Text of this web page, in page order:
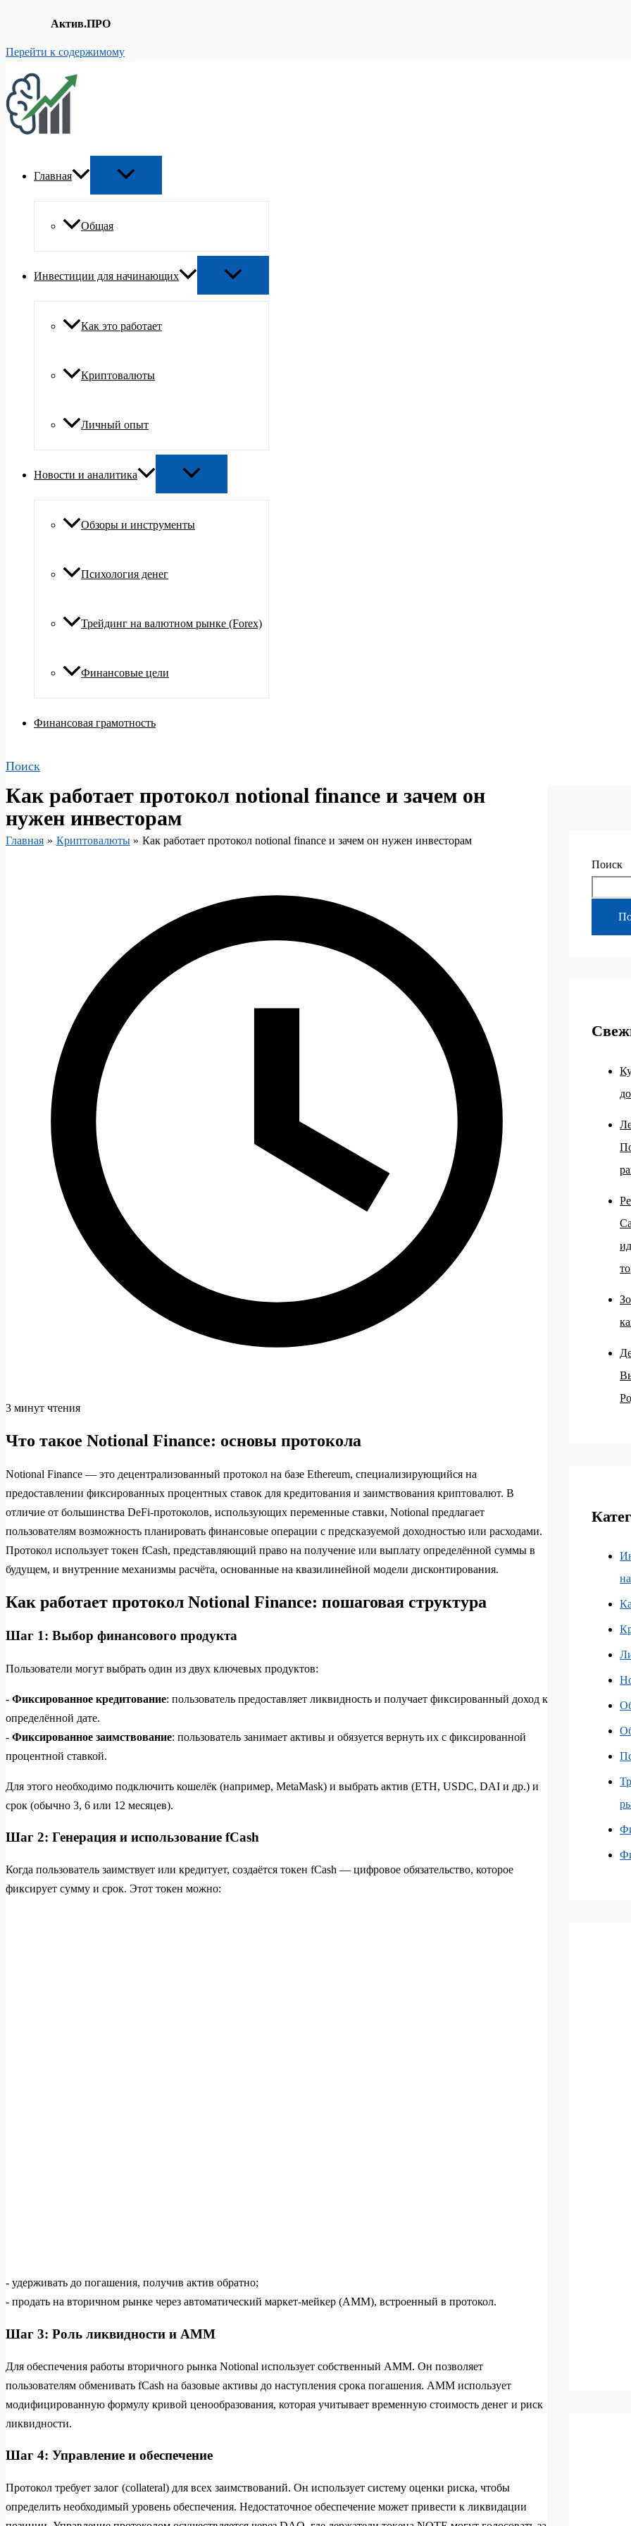
Актив.ПРО
Перейти к содержимому
Главная
Общая
Инвестиции для начинающих
Как это работает
Криптовалюты
Личный опыт
Новости и аналитика
Обзоры и инструменты
Психология денег
Трейдинг на валютном рынке (Forex)
Финансовые цели
Финансовая грамотность
Поиск
Как работает протокол notional finance и зачем он
нужен инвесторам
Главная Криптовалюты Как работает протокол notional finance и зачем он нужен инвесторам
3 минут чтения
Что такое Notional Finance: основы протокола
Notional Finance — это децентрализованный протокол на базе Ethereum, специализирующийся на
предоставлении фиксированных процентных ставок для кредитования и заимствования криптовалют. В
отличие от большинства DeFi-протоколов, использующих переменные ставки, Notional предлагает
пользователям возможность планировать финансовые операции с предсказуемой доходностью или расходами.
Протокол использует токен fCash, представляющий право на получение или выплату определённой суммы в
будущем, и внутренние механизмы расчёта, основанные на квазилинейной модели дисконтирования.
Как работает протокол Notional Finance: пошаговая структура
Шаг 1: Выбор финансового продукта
Пользователи могут выбрать один из двух ключевых продуктов:
- Фиксированное кредитование: пользователь предоставляет ликвидность и получает фиксированный доход к
определённой дате.
- Фиксированное заимствование: пользователь занимает активы и обязуется вернуть их с фиксированной
процентной ставкой.
Для этого необходимо подключить кошелёк (например, MetaMask) и выбрать актив (ETH, USDC, DAI и др.) и
срок (обычно 3, 6 или 12 месяцев).
Шаг 2: Генерация и использование fCash
Когда пользователь заимствует или кредитует, создаётся токен fCash — цифровое обязательство, которое
фиксирует сумму и срок. Этот токен можно:
- удерживать до погашения, получив актив обратно;
- продать на вторичном рынке через автоматический маркет-мейкер (AMM), встроенный в протокол.
Шаг 3: Роль ликвидности и AMM
Для обеспечения работы вторичного рынка Notional использует собственный AMM. Он позволяет
пользователям обменивать fCash на базовые активы до наступления срока погашения. AMM использует
модифицированную формулу кривой ценообразования, которая учитывает временную стоимость денег и риск
ликвидности.
Шаг 4: Управление и обеспечение
Протокол требует залог (collateral) для всех заимствований. Он использует систему оценки риска, чтобы
определить необходимый уровень обеспечения. Недостаточное обеспечение может привести к ликвидации
Поиск